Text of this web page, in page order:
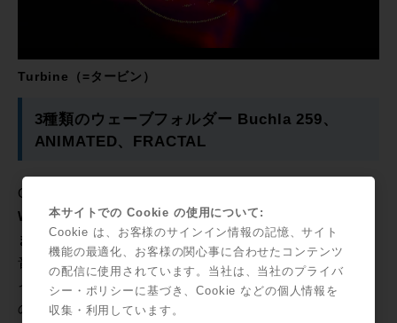
Turbine（=タービン）
3種類のウェーブフォルダー Buchla 259、
ANIMATED、FRACTAL
Generateのカオスジェネレーターは、選択した
Wavefolder（Buchla 259 Wavefolder、ANIMATED、
またはFRACTAL）を経由し、それぞれにユニークな倍
音が追加されます。その後、
Don Buchla
のアイデアに
インスパイアされた Low Pass Gateが続きます。これら
のモジュールをお好きなようにパッチすることで、変化
本サイトでの Cookie の使用について:
Cookie は、お客様のサインイン情報の記憶、サイト
機能の最適化、お客様の関心事に合わせたコンテンツ
の配信に使用されています。当社は、当社のプライバ
シー・ポリシーに基づき、Cookie などの個人情報を
収集・利用しています。